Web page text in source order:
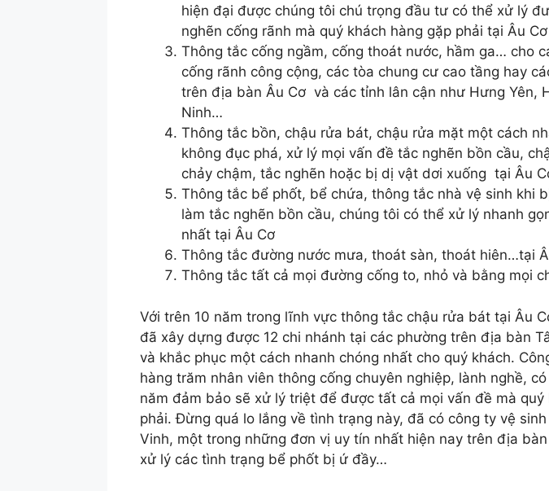
hiện đại được chúng tôi chú trọng đầu tư có thể xử lý
nghẽn cống rãnh mà quý khách hàng gặp phải tại Âu Cơ
Thông tắc cống ngầm, cống thoát nước, hầm ga… cho
cống rãnh công cộng, các tòa chung cư cao tầng hay
trên địa bàn Âu Cơ và các tỉnh lân cận như Hưng Yên,
Ninh…
Thông tắc bồn, chậu rửa bát, chậu rửa mặt một cách
không đục phá, xử lý mọi vấn đề tắc nghẽn bồn cầu,
chảy chậm, tắc nghẽn hoặc bị dị vật dơi xuống tại Âu
Thông tắc bể phốt, bể chứa, thông tắc nhà vệ sinh khi
làm tắc nghẽn bồn cầu, chúng tôi có thể xử lý nhanh
nhất tại Âu Cơ
Thông tắc đường nước mưa, thoát sàn, thoát hiên…tại
Thông tắc tất cả mọi đường cống to, nhỏ và bằng mọi
Với trên 10 năm trong lĩnh vực thông tắc chậu rửa bát tại Âu
đã xây dựng được 12 chi nhánh tại các phường trên địa bàn
và khắc phục một cách nhanh chóng nhất cho quý khách.
hàng trăm nhân viên thông cống chuyên nghiệp, lành nghề,
năm đảm bảo sẽ xử lý triệt để được tất cả mọi vấn đề mà quý
phải. Đừng quá lo lắng về tình trạng này, đã có công ty vệ
Vinh, một trong những đơn vị uy tín nhất hiện nay trên địa
xử lý các tình trạng bể phốt bị ứ đầy…